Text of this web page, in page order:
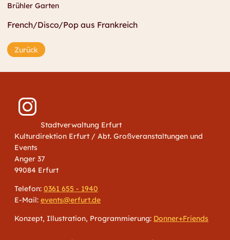
Brühler Garten
French/Disco/Pop aus Frankreich
Zurück
Stadtverwaltung Erfurt
Kulturdirektion Erfurt / Abt. Großveranstaltungen und
Events
Anger 37
99084 Erfurt
Telefon: 0361 655 - 1940
E-Mail: events@erfurt.de
Konzept, Illustration, Programmierung: Donner+Friends